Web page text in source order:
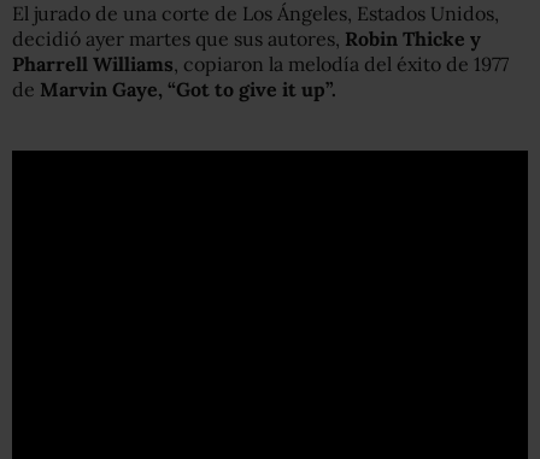
El jurado de una corte de Los Ángeles, Estados Unidos,
decidió ayer martes que sus autores, Robin Thicke y
Pharrell Williams, copiaron la melodía del éxito de 1977
de Marvin Gaye, “Got to give it up”.